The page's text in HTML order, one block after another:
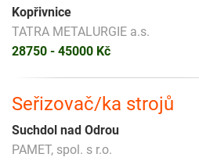
Kopřivnice
TATRA METALURGIE a.s.
28750 - 45000 Kč
Seřizovač/ka strojů
Suchdol nad Odrou
PAMET, spol. s r.o.